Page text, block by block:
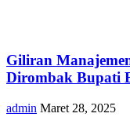
Giliran
Dirombak Bupati
admin Maret 28, 2025